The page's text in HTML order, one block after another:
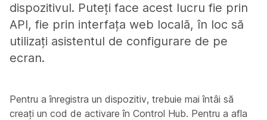
dispozitivul. Puteți face acest lucru fie prin
API, fie prin interfața web locală, în loc să
utilizați asistentul de configurare de pe
ecran.
Pentru a înregistra un dispozitiv, trebuie mai întâi să
creați un cod de activare în Control Hub. Pentru a afla